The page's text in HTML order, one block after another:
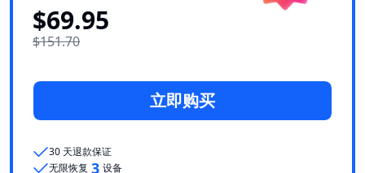
$69.95
$151.70
立即购买
30 天退款保证
无限恢复 3 设备